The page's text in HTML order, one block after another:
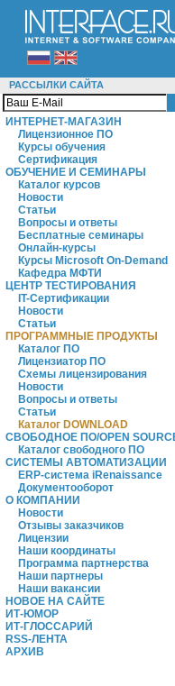
РАССЫЛКИ САЙТА
ИНТЕРНЕТ-МАГАЗИН
Лицензионное ПО
Курсы обучения
Сертификация
ОБУЧЕНИЕ И СЕМИНАРЫ
Каталог курсов
Новости
Статьи
Вопросы и ответы
Бесплатные семинары
Онлайн-курсы
Курсы Microsoft On-Demand
Кафедра МФТИ
ЦЕНТР ТЕСТИРОВАНИЯ
IT-Сертификации
Новости
Статьи
ПРОГРАММНЫЕ ПРОДУКТЫ
Каталог ПО
Лицензиатор ПО
Схемы лицензирования
Новости
Вопросы и ответы
Статьи
Каталог DOWNLOAD
СВОБОДНОЕ ПО/OPEN
Каталог свободного ПО
СИСТЕМЫ АВТОМАТИЗАЦИИ
ERP-система iRenaissance
Документооборот
О КОМПАНИИ
Новости
Отзывы заказчиков
Лицензии
Наши координаты
Программа партнерства
Наши партнеры
Наши вакансии
НОВОЕ НА САЙТЕ
ИТ-ЮМОР
ИТ-ГЛОССАРИЙ
RSS-ЛЕНТА
АРХИВ